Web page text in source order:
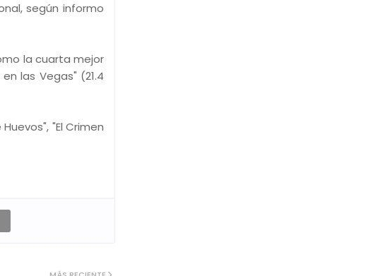
según informo
la cuarta mejor
las Vegas" (21.4
"El Crimen